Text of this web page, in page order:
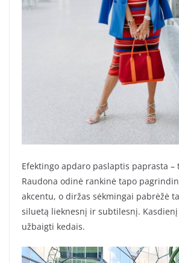
Efektingo apdaro paslaptis paprasta –
Raudona odinė rankinė tapo
akcentu, o diržas sėkmingai pabrėžė
siluetą lieknesnį ir subtilesnį.
užbaigti kedais.